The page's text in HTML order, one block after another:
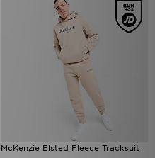
McKenzie Elsted Fleece Tracksuit